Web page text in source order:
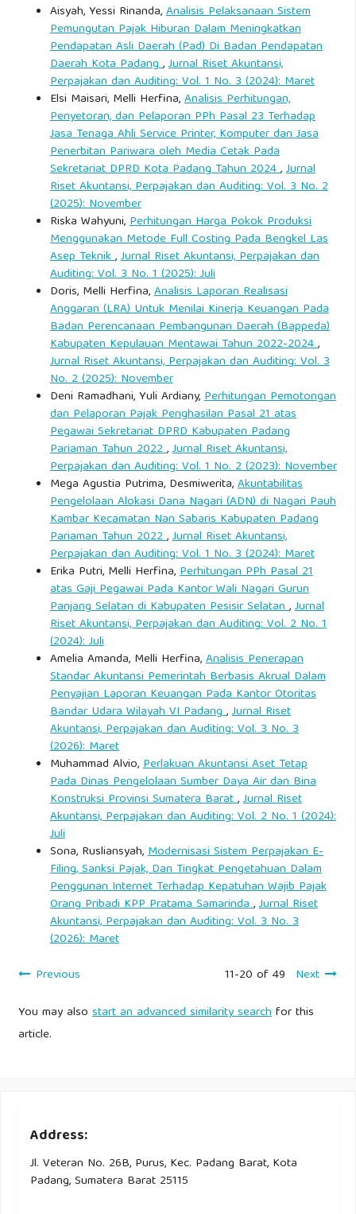
Aisyah, Yessi Rinanda,Analisis Pelaksanaan Sistem
Pemungutan Pajak Hiburan Dalam Meningkatkan
Pendapatan Asli Daerah (Pad) Di Badan Pendapatan
Daerah Kota Padang,Jurnal Riset Akuntansi,
Perpajakan dan Auditing: Vol. 1 No. 3 (2024): Maret
Elsi Maisari, Melli Herfina,Analisis Perhitungan,
Penyetoran, dan Pelaporan PPh Pasal 23 Terhadap
Jasa Tenaga Ahli Service Printer, Komputer dan Jasa
Penerbitan Pariwara oleh Media Cetak Pada
Sekretariat DPRD Kota Padang Tahun 2024,Jurnal
Riset Akuntansi, Perpajakan dan Auditing: Vol. 3 No. 2
(2025): November
Riska Wahyuni,Perhitungan Harga Pokok Produksi
Menggunakan Metode Full Costing Pada Bengkel Las
Asep Teknik,Jurnal Riset Akuntansi, Perpajakan dan
Auditing: Vol. 3 No. 1 (2025): Juli
Doris, Melli Herfina,Analisis Laporan Realisasi
Anggaran (LRA) Untuk Menilai Kinerja Keuangan Pada
Badan Perencanaan Pembangunan Daerah (Bappeda)
Kabupaten Kepulauan Mentawai Tahun 2022-2024,
Jurnal Riset Akuntansi, Perpajakan dan Auditing: Vol. 3
No. 2 (2025): November
Deni Ramadhani, Yuli Ardiany,Perhitungan Pemotongan
dan Pelaporan Pajak Penghasilan Pasal 21 atas
Pegawai Sekretariat DPRD Kabupaten Padang
Pariaman Tahun 2022,Jurnal Riset Akuntansi,
Perpajakan dan Auditing: Vol. 1 No. 2 (2023): November
Mega Agustia Putrima, Desmiwerita,Akuntabilitas
Pengelolaan Alokasi Dana Nagari (ADN) di Nagari Pauh
Kambar Kecamatan Nan Sabaris Kabupaten Padang
Pariaman Tahun 2022,Jurnal Riset Akuntansi,
Perpajakan dan Auditing: Vol. 1 No. 3 (2024): Maret
Erika Putri, Melli Herfina,Perhitungan PPh Pasal 21
atas Gaji Pegawai Pada Kantor Wali Nagari Gurun
Panjang Selatan di Kabupaten Pesisir Selatan,Jurnal
Riset Akuntansi, Perpajakan dan Auditing: Vol. 2 No. 1
(2024): Juli
Amelia Amanda, Melli Herfina,Analisis Penerapan
Standar Akuntansi Pemerintah Berbasis Akrual Dalam
Penyajian Laporan Keuangan Pada Kantor Otoritas
Bandar Udara Wilayah VI Padang,Jurnal Riset
Akuntansi, Perpajakan dan Auditing: Vol. 3 No. 3
(2026): Maret
Muhammad Alvio,Perlakuan Akuntansi Aset Tetap
Pada Dinas Pengelolaan Sumber Daya Air dan Bina
Konstruksi Provinsi Sumatera Barat,Jurnal Riset
Akuntansi, Perpajakan dan Auditing: Vol. 2 No. 1 (2024):
Juli
Sona, Rusliansyah,Modernisasi Sistem Perpajakan E-
Filing, Sanksi Pajak, Dan Tingkat Pengetahuan Dalam
Penggunan Internet Terhadap Kepatuhan Wajib Pajak
Orang Pribadi KPP Pratama Samarinda,Jurnal Riset
Akuntansi, Perpajakan dan Auditing: Vol. 3 No. 3
(2026): Maret
Previous
11-20 of 49 Next
You may alsostart an advanced similarity searchfor this
article.
Address:
Jl. Veteran No. 26B, Purus, Kec. Padang Barat, Kota
Padang, Sumatera Barat 25115